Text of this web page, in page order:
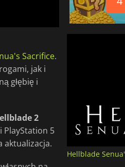
Sacrifice.
jak i
głębię i
2
PlayStation 5
aktualizacja.
Hellblade